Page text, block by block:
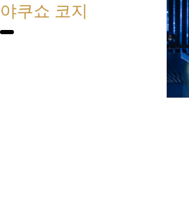
야쿠쇼 코지